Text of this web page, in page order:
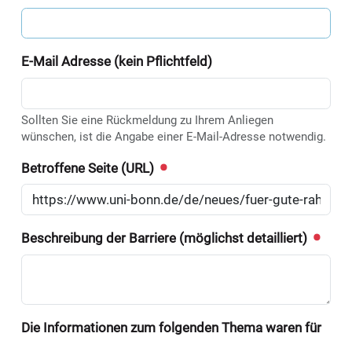
E-Mail Adresse (kein Pflichtfeld)
Sollten Sie eine Rückmeldung zu Ihrem Anliegen
wünschen, ist die Angabe einer E-Mail-Adresse notwendig.
Betroffene Seite (URL)
Beschreibung der Barriere (möglichst detailliert)
Die Informationen zum folgenden Thema waren für